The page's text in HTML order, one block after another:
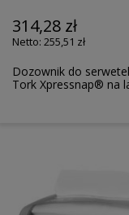
314,28 zł
255,51 zł
Dozownik do
Tork Xpressnap® na